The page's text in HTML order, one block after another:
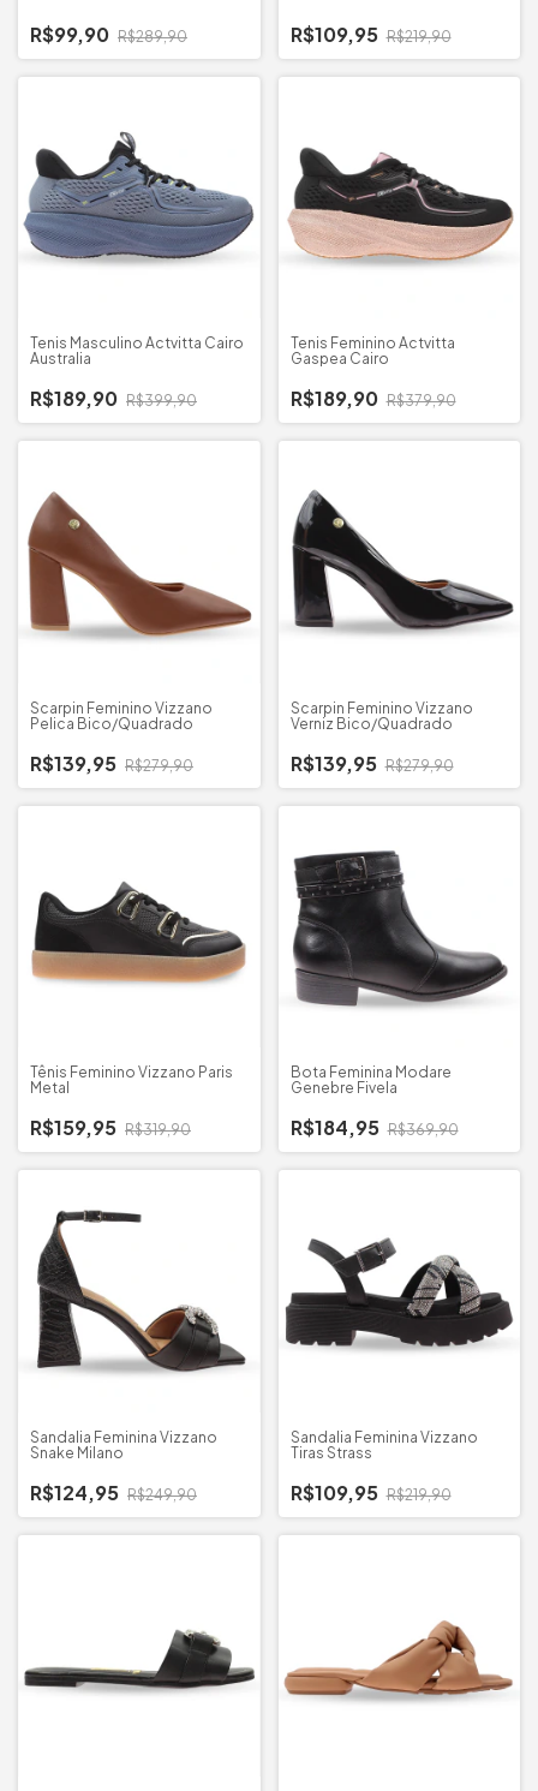
R$99,90 R$289,90 R$109,95 R$219,90
Tenis Masculino Actvitta Cairo
Australia
R$189,90 R$399,90
Tenis Feminino Actvitta
Gaspea Cairo
R$189,90 R$379,90
Scarpin Feminino Vizzano
Pelica Bico/Quadrado
R$139,95 R$279,90
Scarpin Feminino Vizzano
Verniz Bico/Quadrado
R$139,95 R$279,90
Tênis Feminino Vizzano Paris
Metal
R$159,95 R$319,90
Bota Feminina Modare
Genebre Fivela
R$184,95 R$369,90
Sandalia Feminina Vizzano
Snake Milano
R$124,95 R$249,90
Sandalia Feminina Vizzano
Tiras Strass
R$109,95 R$219,90